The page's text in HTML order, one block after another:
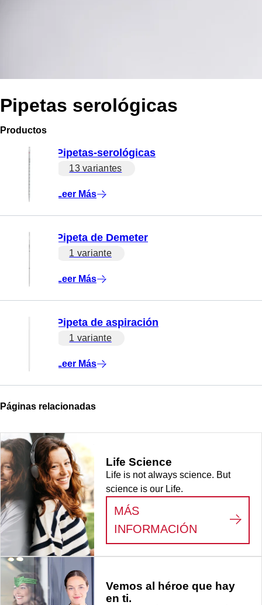
Pipetas serológicas
Productos
Pipetas-serológicas
13 variantes
Leer Más
Pipeta de Demeter
1 variante
Leer Más
Pipeta de aspiración
1 variante
Leer Más
Páginas relacionadas
Life Science
Life is not always science. But
science is our Life.
MÁS
INFORMACIÓN
LIFE
Vemos al héroe que hay
en ti.